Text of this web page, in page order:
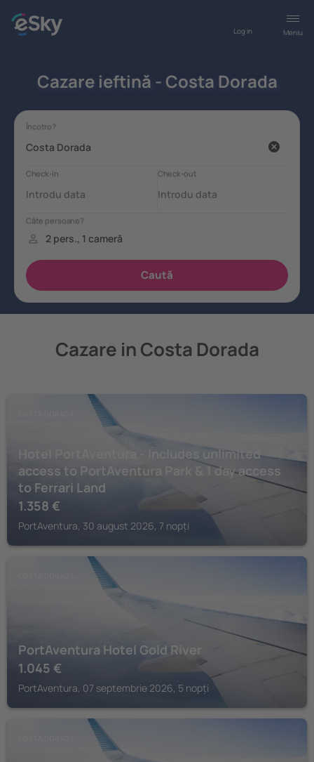
Meniu
Log in
Cazare ieftină - Costa Dorada
Cazare in Costa Dorada
Hotel PortAventura - Includes unlimited
access to PortAventura Park & 1 day access
to Ferrari Land
1.358 €
PortAventura, 30 august 2026, 7 nopți
PortAventura Hotel Gold River
1.045 €
PortAventura, 07 septembrie 2026, 5 nopți